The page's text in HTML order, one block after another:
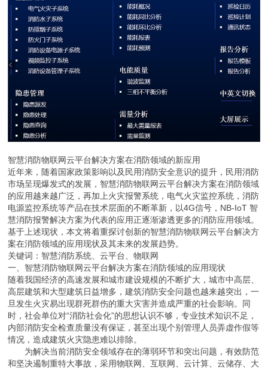
智慧消防物联网云平台解决方案在消防领域的新应用
近年来，随着国家政策影响以及民用消防安全意识的提升，民用消防
市场呈现爆发式的发展，智慧消防物联网云平台解决方案在消防领域
的应用越来越广泛，再加上火灾报警系统，电气火灾监控系统，消防
电源监控系统等产品在技术层面的不断革新，以4G信号，NB-IoT 智
慧消防报警解决方案为代表的应用正逐渐渗透更多的消防应用领域。
基于上述现状，本文将着重探讨创新的智慧消防物联网云平台解决方
案在消防领域的应用现状及其未来的发展趋势。
关键词：智慧消防系统、云平台、物联网
一、智慧消防物联网云平台解决方案在消防领域的应用现状
随着我国经济的高速发展和城市建设规模的不断扩大，城市中高层、
高层建筑和大型建筑日益增多，建筑消防安全问题也越来越突出，一
旦发生火灾易出现群死群伤的重大灾害并造成严重的社会影响。同
时，社会单位对“消防社会化”的思想认识不够，专业技术知识不足，
内部消防安全检查质量没有保证，甚至出现个别管理人员弄虚作假等
情况，造成建筑火灾隐患难以排除。
为解决当前消防安全领域存在的薄弱环节和突出问题，有效防范
和坚决遏制重特大事故，采用物联网、互联网、云计算、云储存、大